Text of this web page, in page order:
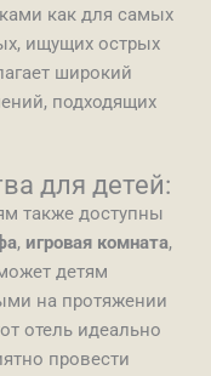
как для самых
ищущих острых
широкий
подходящих
для детей:
также доступны
, игровая комната,
детям
на протяжении
отель идеально
провести